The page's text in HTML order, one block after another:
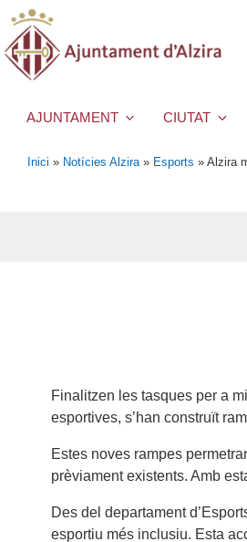
AJUNTAMENT CIUTAT
Inici » Notícies Alzira » Esports » Alzira
Finalitzen les tasques per a
esportives, s’han construït
Estes noves rampes
prèviament existents. Amb
Des del departament
esportiu més inclusiu. Esta